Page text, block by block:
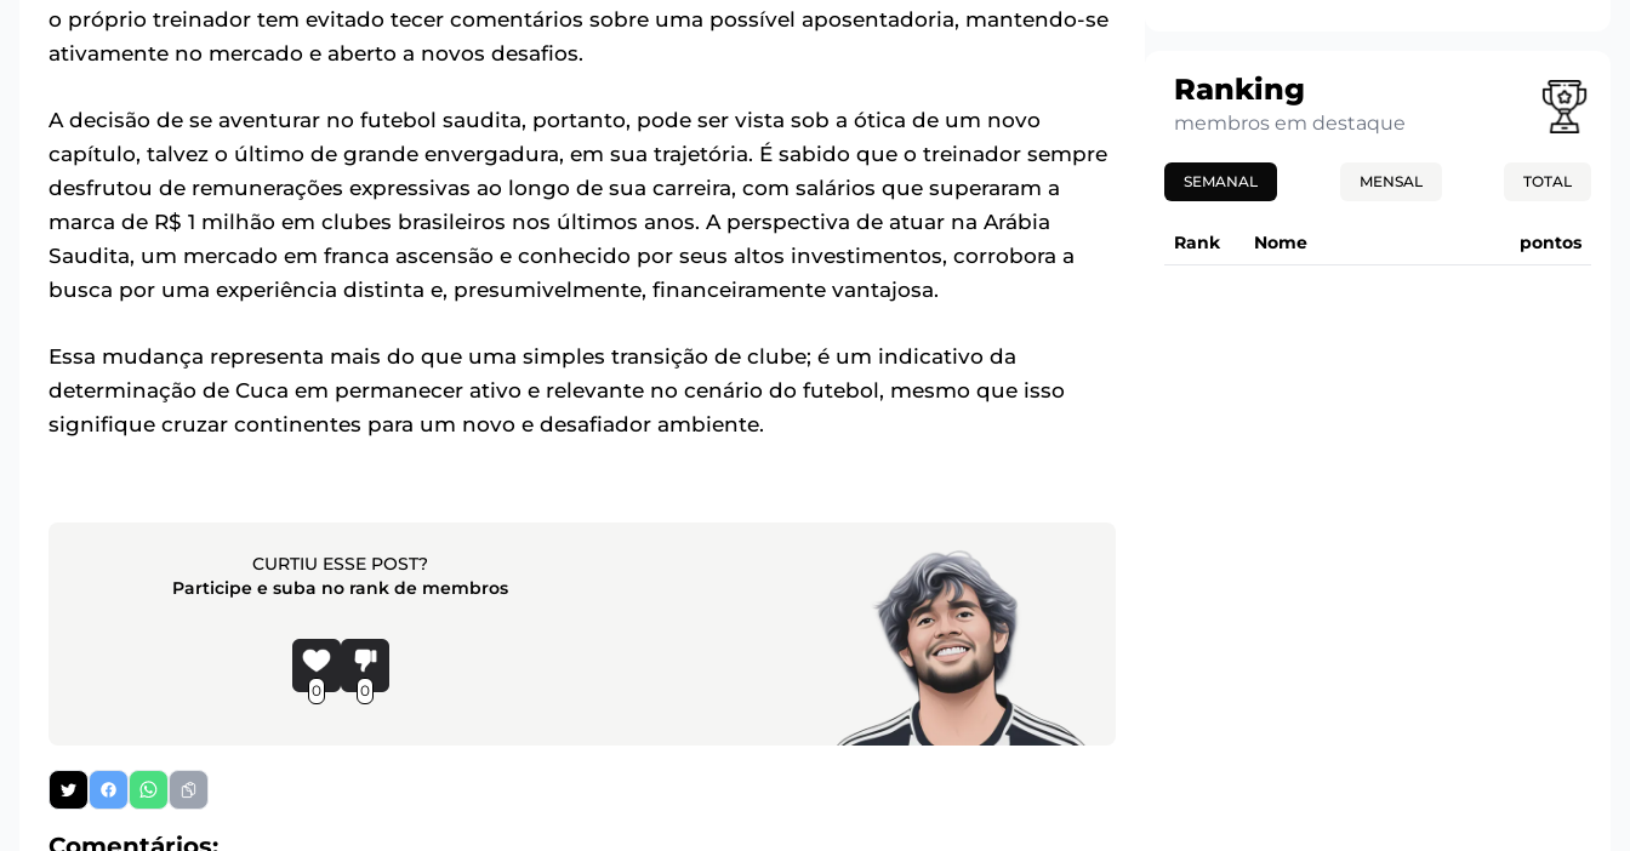
o próprio treinador tem evitado tecer comentários sobre uma possível aposentadoria, mantendo-se
ativamente no mercado e aberto a novos desafios.
A decisão de se aventurar no futebol saudita, portanto, pode ser vista sob a ótica de um novo
capítulo, talvez o último de grande envergadura, em sua trajetória. É sabido que o treinador sempre
desfrutou de remunerações expressivas ao longo de sua carreira, com salários que superaram a
marca de R$ 1 milhão em clubes brasileiros nos últimos anos. A perspectiva de atuar na Arábia
Saudita, um mercado em franca ascensão e conhecido por seus altos investimentos, corrobora a
busca por uma experiência distinta e, presumivelmente, financeiramente vantajosa.
Essa mudança representa mais do que uma simples transição de clube; é um indicativo da
determinação de Cuca em permanecer ativo e relevante no cenário do futebol, mesmo que isso
signifique cruzar continentes para um novo e desafiador ambiente.
CURTIU ESSE POST?
Participe e suba no rank de membros
0 0
Ranking
membros em destaque
SEMANAL MENSAL TOTAL
Rank Nome pontos